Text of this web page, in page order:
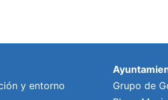
y entorno
Grupo de